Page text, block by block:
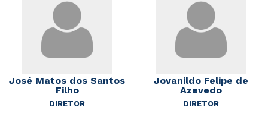
José Matos dos Santos
Filho
DIRETOR
Jovanildo Felipe de
Azevedo
DIRETOR